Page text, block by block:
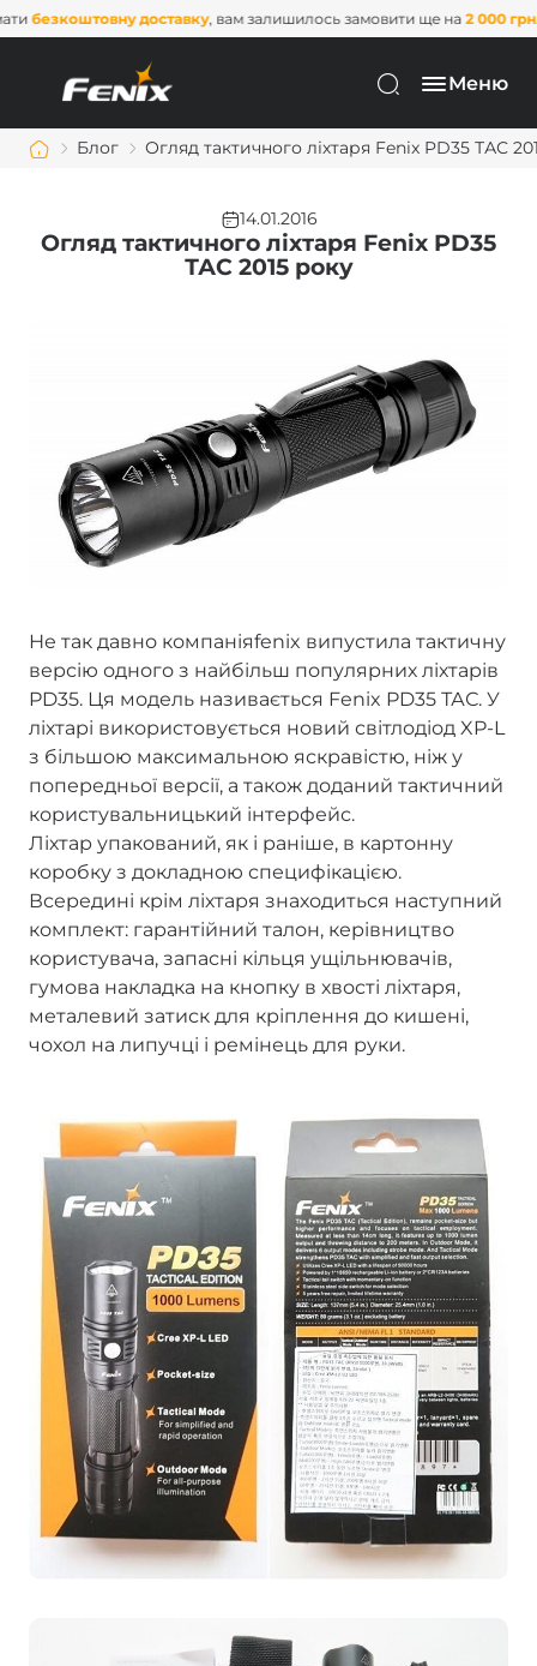
, вам залишилось замовити ще на2 000 грн. Не пропустіть цю
Меню
Блог Огляд тактичного ліхтаря Fenix PD35 ТАС
14.01.2016
Огляд тактичного ліхтаря Fenix PD35
ТАС 2015 року
Не так давно компаніяfenix випустила тактичну
версію одного з найбільш популярних ліхтарів
PD35. Ця модель називається Fenix PD35 ТАС. У
ліхтарі використовується новий світлодіод XP-L
з більшою максимальною яскравістю, ніж у
попередньої версії, а також доданий тактичний
користувальницький інтерфейс.
Ліхтар упакований, як і раніше, в картонну
коробку з докладною специфікацією.
Всередині крім ліхтаря знаходиться наступний
комплект: гарантійний талон, керівництво
користувача, запасні кільця ущільнювачів,
гумова накладка на кнопку в хвості ліхтаря,
металевий затиск для кріплення до кишені,
чохол на липучці і ремінець для руки.